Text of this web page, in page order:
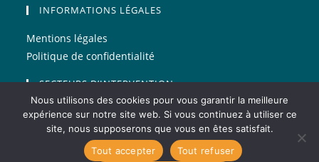
INFORMATIONS LÉGALES
Mentions légales
Politique de confidentialité
SECTEURS D’INTERVENTION
Sophrologue Landes
Nous utilisons des cookies pour vous garantir la meilleure
expérience sur notre site web. Si vous continuez à utiliser ce
site, nous supposerons que vous en êtes satisfait.
Tout accepter
Tout refuser